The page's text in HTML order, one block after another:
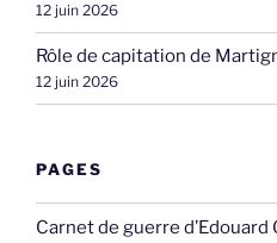
12 juin 2026
Rôle de capitation de
12 juin 2026
PAGES
Carnet de guerre d’Edouard